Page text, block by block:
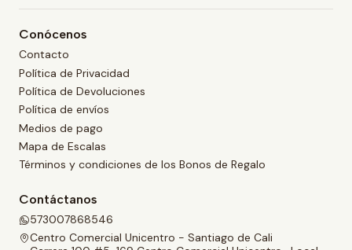
Conócenos
Contacto
Política de Privacidad
Política de Devoluciones
Política de envíos
Medios de pago
Mapa de Escalas
Términos y condiciones de los Bonos de Regalo
Contáctanos
573007868546
Centro Comercial Unicentro - Santiago de Cali